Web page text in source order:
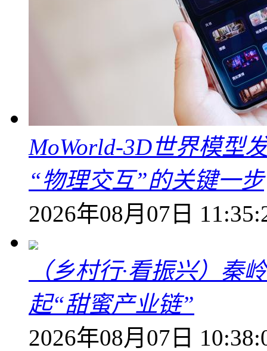
MoWorld-3D世界模型
“物理交互”的关键一步
2026年08月07日
（乡村行·看振兴）秦
起“甜蜜产业链”
2026年08月07日